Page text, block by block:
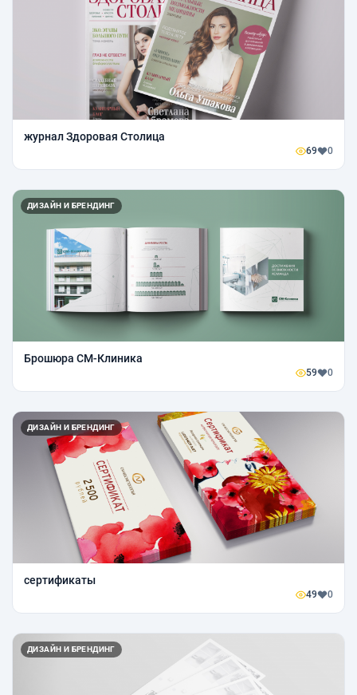
журнал Здоровая Столица
69 0
ДИЗАЙН И БРЕНДИНГ
Брошюра СМ-Клиника
59 0
ДИЗАЙН И БРЕНДИНГ
сертификаты
49 0
ДИЗАЙН И БРЕНДИНГ